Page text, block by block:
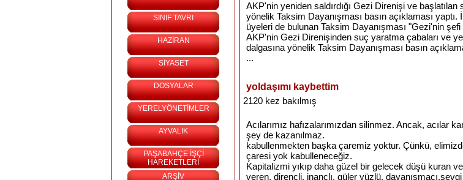
SINIF TAVRI
HAZİRAN
SİYASET
DOSYALAR
YERELYÖNETİMLER
AYVALIK
PAŞABAHÇE İŞÇİ
HAREKETLERİ
ARŞİV
AKP'nin yeniden saldırdığı Gezi Direnişi ve başlatılan
yönelik Taksim Dayanışması basın açıklaması yaptı.
üyeleri de bulunan Taksim Dayanışması "Gezi'nin
AKP'nin Gezi Direnişinden suç yaratma çabaları ve
dalgasına yönelik Taksim Dayanışması basın
...
yoldaşımı kaybettim
2120 kez bakılmış
Acılarımız hafızalarımızdan silinmez. Ancak, acılar
şey de kazanılmaz.
kabullenmekten başka çaremiz yoktur. Çünkü,
çaresi yok kabulleneceğiz.
Kapitalizmi yıkıp daha güzel bir gelecek düşü kuran
veren, dirençli, inançlı, güler yüzlü,